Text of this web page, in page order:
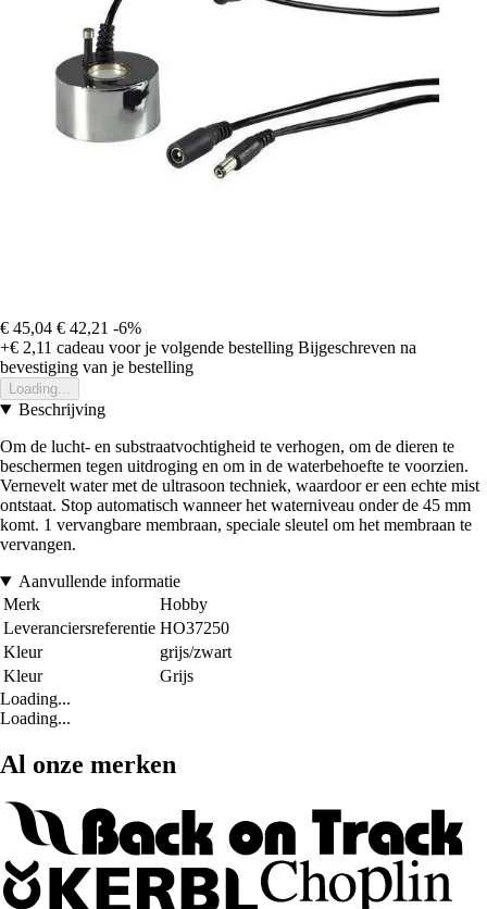
€ 45,04 € 42,21 -6%
+€ 2,11 cadeau voor je volgende bestelling Bijgeschreven na
bevestiging van je bestelling
Loading...
Beschrijving
Om de lucht- en substraatvochtigheid te verhogen, om de dieren te
beschermen tegen uitdroging en om in de waterbehoefte te voorzien.
Vernevelt water met de ultrasoon techniek, waardoor er een echte mist
ontstaat. Stop automatisch wanneer het waterniveau onder de 45 mm
komt. 1 vervangbare membraan, speciale sleutel om het membraan te
vervangen.
Aanvullende informatie
Merk
Hobby
Leveranciersreferentie HO37250
Kleur
grijs/zwart
Kleur
Grijs
Loading...
Loading...
Al onze merken